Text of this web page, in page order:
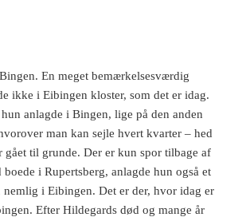
En meget bemærkelsesværdig
ikke i Eibingen kloster, som det er idag.
anlagde i Bingen, lige på den anden
man kan sejle hvert kvarter – hed
gået til grunde. Der er kun spor tilbage af
i Rupertsberg, anlagde hun også et
nemlig i Eibingen. Det er der, hvor idag er
Efter Hildegards død og mange år